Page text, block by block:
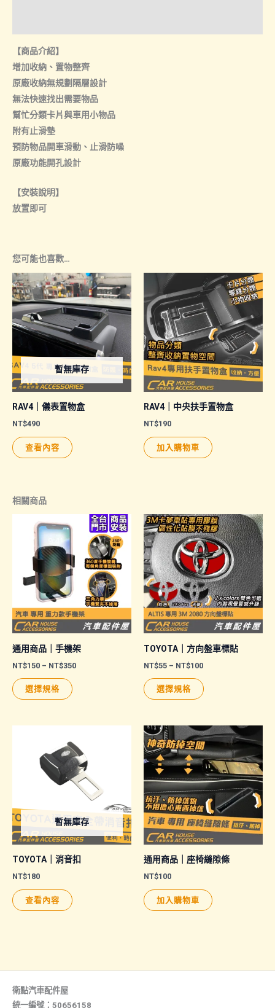
【商品介紹】
增加收納、置物整齊
原廠收納無規劃隔層設計
無法快速找出需要物品
幫忙分類卡片與車用小物品
附有止滑墊
預防物品開車滑動、止滑防噪
原廠功能開孔設計
【安裝說明】
放置即可
您可能也喜歡…
暫無庫存
RAV4｜儀表置物盒
NT$490
查看內容
RAV4｜中央扶手置物盒
NT$190
加入購物車
相關商品
通用商品｜手機架
NT$150 – NT$350價
NT$350
選擇規格
多
種
款
式。
在
產
品
選
TOYOTA｜方向盤車標貼
NT$55 – NT$100價
範
圍：
NT$100
選擇規格
有
多
種
款
式。
可
在
產
品
面
選
暫無庫存
TOYOTA｜消音扣
NT$180
查看內容
通用商品｜座椅縫隙條
NT$100
加入購物車
衛點汽車配件屋
統一編號：50656158